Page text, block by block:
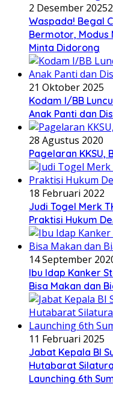
2 Desember 2025
Waspada! Begal
Bermotor, Modus
Minta Didorong
21 Oktober 2025
Kodam I/BB
Anak Panti dan
28 Agustus 2020
Pagelaran KKSU,
18 Februari 2022
Judi Togel Merk
Praktisi Hukum
14 September
Ibu Idap Kanker
Bisa Makan dan
11 Februari 2025
Jabat Kepala BI
Hutabarat
Launching 6th